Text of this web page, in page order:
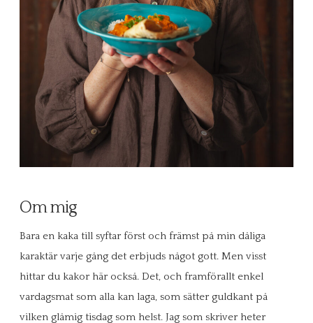
Om mig
Bara en kaka till syftar först och främst på min dåliga
karaktär varje gång det erbjuds något gott. Men visst
hittar du kakor här också. Det, och framförallt enkel
vardagsmat som alla kan laga, som sätter guldkant på
vilken glåmig tisdag som helst. Jag som skriver heter